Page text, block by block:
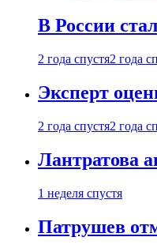
В России
2 года спустя2 года
Эксперт
2 года спустя2 года
Лантратова
1 неделя спустя
Патрушев